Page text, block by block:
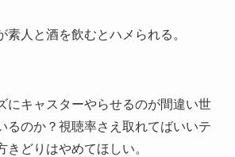
素人と酒を飲むとハメられる。
にキャスターやらせるのが間違い世
るのか？視聴率さえ取れてばいいテ
きどりはやめてほしい。